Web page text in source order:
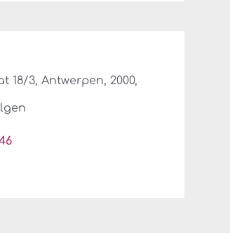
18/3, Antwerpen, 2000,